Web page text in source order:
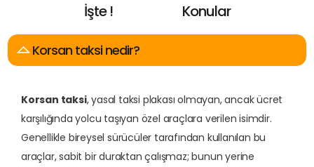
İşte !
Konular
Korsan taksi nedir?
Korsan taksi, yasal taksi plakası olmayan, ancak ücret
karşılığında yolcu taşıyan özel araçlara verilen isimdir.
Genellikle bireysel sürücüler tarafından kullanılan bu
araçlar, sabit bir duraktan çalışmaz; bunun yerine